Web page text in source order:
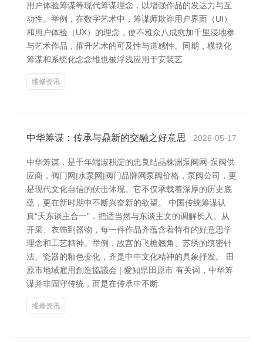
用户体验筹谋等现代筹谋理念，以增强作品的发达力与互
动性。举例，在数字艺术中，筹谋师欺诈用户界面（UI）
和用户体验（UX）的理念，使不雅众八成愈加千里浸地参
与艺术作品，擢升艺术的可及性与道感性。同期，模块化
筹谋和系统化念念维也被浮浅应用于安装艺
维修资讯
中华筹谋：传承与鼎新的交融之好意思 2026-05-17
中华筹谋，是千年端淑积淀的忠良结晶株洲泵阀网-泵阀供
应商，阀门网|水泵网|阀门品牌网泵阀价格，泵阀公司，更
是现代文化自信的伏击体现。它不仅承载着深厚的历史底
蕴，更在新时期中不断兴奋新的欲望。 中国传统筹谋认
真“天东谈主合一”，把适当然与东谈主文的调解长入。从
开采、衣饰到器物，每一件作品齐蕴含着特有的好意思学
理念和工艺精神。举例，故宫的飞檐翘角、苏绣的缜密针
法、瓷器的釉色变化，齐是中中文化精神的具象抒发。 田
原市地域雇用創造協議会 | 愛知県田原市 有关词，中华筹
谋并非固守传统，而是在传承中不断
维修资讯